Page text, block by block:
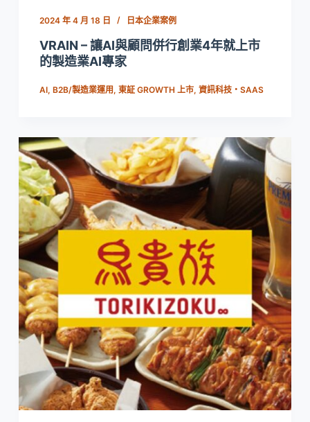
2024 年 4 月 18 日 日本企業案例
VRAIN – 讓AI與顧問併行創業4年就上市
的製造業AI專家
AI, B2B/製造業運用 , 東証 GROWTH 上市, 資訊科技・SAAS